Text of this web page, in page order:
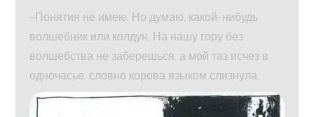
–Понятия не имею. Но думаю, какой-нибудь
волшебник или колдун. На нашу гору без
волшебства не заберешься, а мой таз исчез в
одночасье, словно корова языком слизнула.